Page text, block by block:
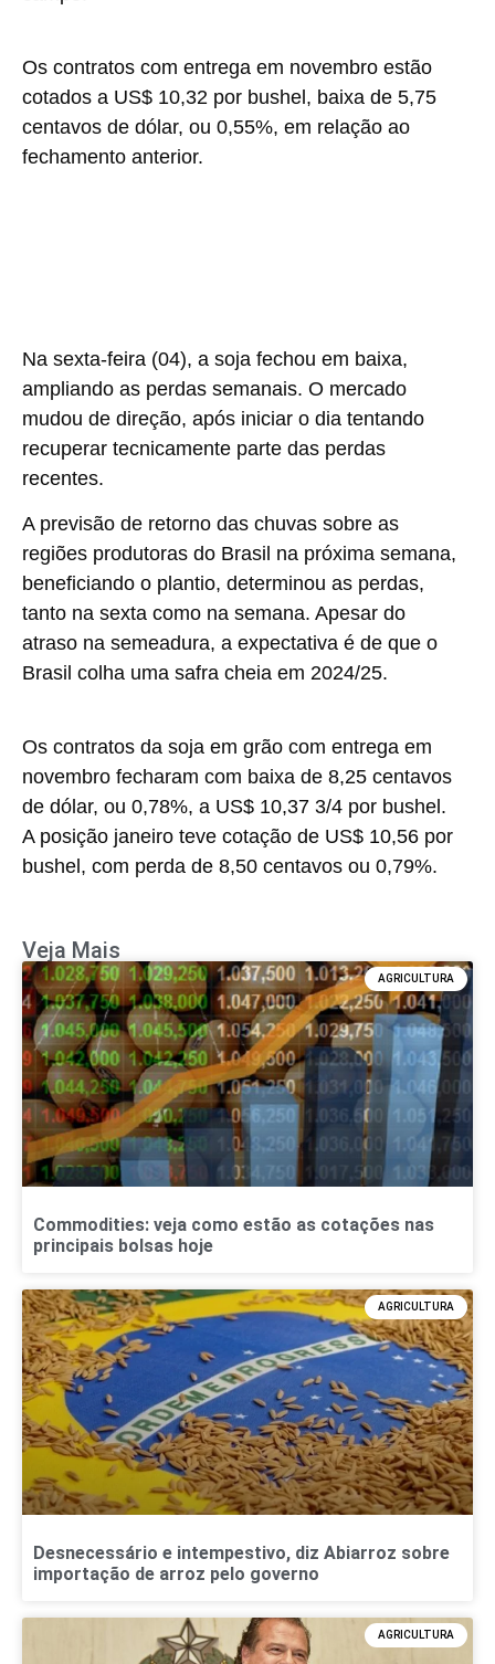
Os contratos com entrega em novembro estão
cotados a US$ 10,32 por bushel, baixa de 5,75
centavos de dólar, ou 0,55%, em relação ao
fechamento anterior.
Na sexta-feira (04), a soja fechou em baixa,
ampliando as perdas semanais. O mercado
mudou de direção, após iniciar o dia tentando
recuperar tecnicamente parte das perdas
recentes.
A previsão de retorno das chuvas sobre as
regiões produtoras do Brasil na próxima semana,
beneficiando o plantio, determinou as perdas,
tanto na sexta como na semana. Apesar do
atraso na semeadura, a expectativa é de que o
Brasil colha uma safra cheia em 2024/25.
Os contratos da soja em grão com entrega em
novembro fecharam com baixa de 8,25 centavos
de dólar, ou 0,78%, a US$ 10,37 3/4 por bushel.
A posição janeiro teve cotação de US$ 10,56 por
bushel, com perda de 8,50 centavos ou 0,79%.
Veja Mais
AGRICULTURA
Commodities: veja como estão as cotações nas
principais bolsas hoje
AGRICULTURA
Desnecessário e intempestivo, diz Abiarroz sobre
importação de arroz pelo governo
AGRICULTURA